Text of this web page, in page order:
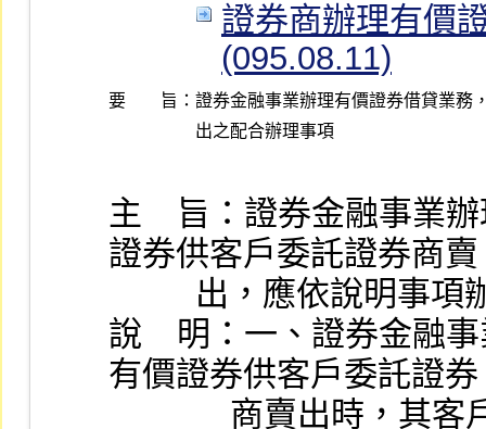
證券商辦理有價
(095.08.11)
要 旨： 證券金融事業辦理有價證券借貸業務
主    旨：證券金融事業
證券供客戶委託證券商賣
出，應依說明
說    明：一、證券金融
有價證券供客戶委託證券